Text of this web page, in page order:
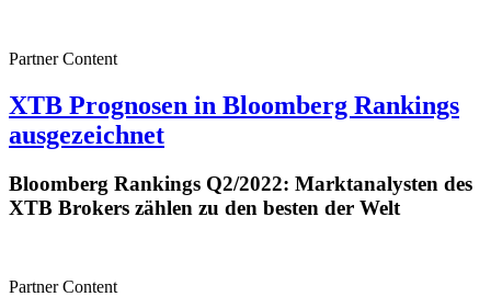
Partner Content
XTB Prognosen in Bloomberg Rankings
ausgezeichnet
Bloomberg Rankings Q2/2022: Marktanalysten des
XTB Brokers zählen zu den besten der Welt
Partner Content